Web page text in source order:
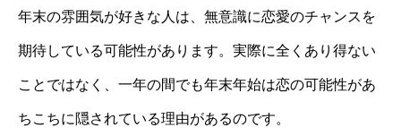
年末の雰囲気が好きな人は、無意識に恋愛のチャンスを
期待している可能性があります。実際に全くあり得ない
ことではなく、一年の間でも年末年始は恋の可能性があ
ちこちに隠されている理由があるのです。